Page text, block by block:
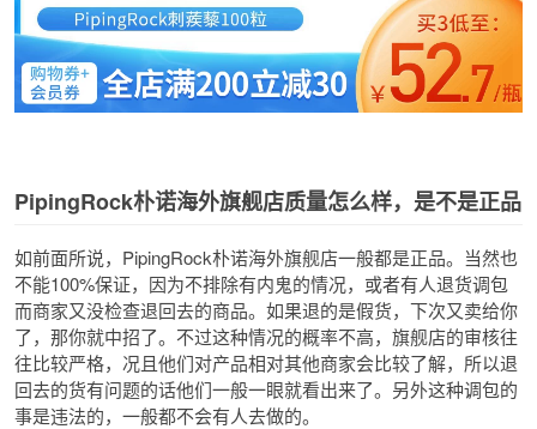
PipingRock朴诺海外旗舰店质量怎么样，是不是正品
如前面所说，PipingRock朴诺海外旗舰店一般都是正品。当然也
不能100%保证，因为不排除有内鬼的情况，或者有人退货调包
而商家又没检查退回去的商品。如果退的是假货，下次又卖给你
了，那你就中招了。不过这种情况的概率不高，旗舰店的审核往
往比较严格，况且他们对产品相对其他商家会比较了解，所以退
回去的货有问题的话他们一般一眼就看出来了。另外这种调包的
事是违法的，一般都不会有人去做的。